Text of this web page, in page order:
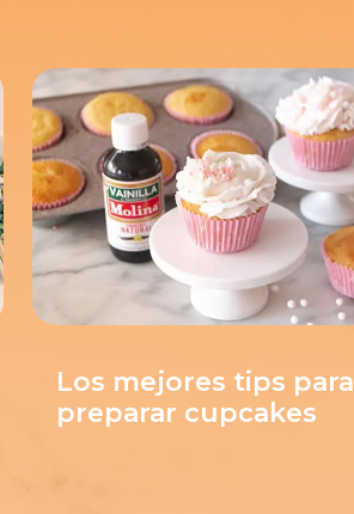
Add to favorites
Los mejores tips para
preparar cupcakes